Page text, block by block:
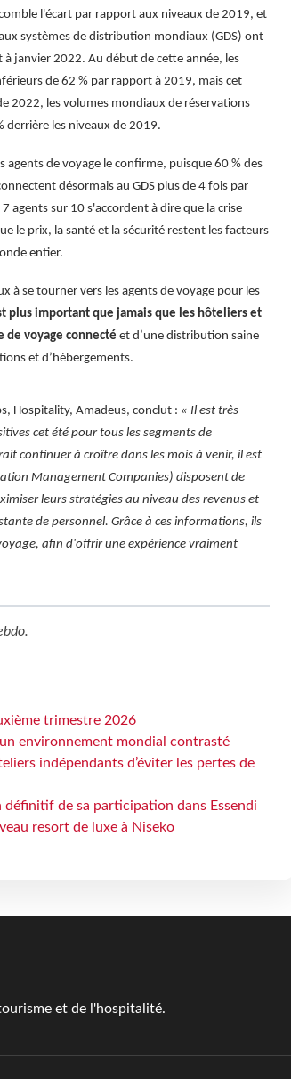
l'écart par rapport aux niveaux de 2019, et
systèmes de distribution mondiaux (GDS) ont
janvier 2022. Au début de cette année, les
de 62 % par rapport à 2019, mais cet
2022, les volumes mondiaux de réservations
derrière les niveaux de 2019.
de voyage le confirme, puisque 60 % des
désormais au GDS plus de 4 fois par
agents sur 10 s'accordent à dire que la crise
le prix, la santé et la sécurité restent les facteurs
entier.
à se tourner vers les agents de voyage pour les
plus important que jamais que les hôteliers et
de voyage connecté et d’une distribution saine
et d’hébergements.
Hospitality, Amadeus, conclut : « Il est très
cet été pour tous les segments de
continuer à croître dans les mois à venir, il est
Management Companies) disposent de
leurs stratégies au niveau des revenus et
de personnel. Grâce à ces informations, ils
afin d'offrir une expérience vraiment
.
trimestre 2026
environnement mondial contrasté
indépendants d’éviter les pertes de
définitif de sa participation dans Essendi
resort de luxe à Niseko
et de l'hospitalité.